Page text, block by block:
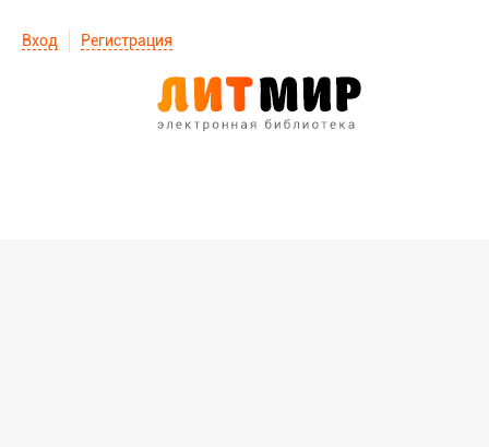
Вход Регистрация